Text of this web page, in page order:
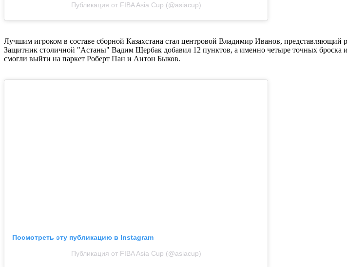
Публикация от FIBA Asia Cup (@asiacup)
Лучшим игроком в составе сборной Казахстана стал центровой Владимир Иванов,
Защитник столичной "Астаны" Вадим Щербак добавил 12 пунктов, а именно четыре точных броска
смогли выйти на паркет Роберт Пан и Антон Быков.
Посмотреть эту публикацию в Instagram
Публикация от FIBA Asia Cup (@asiacup)